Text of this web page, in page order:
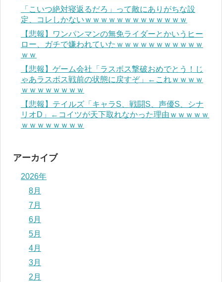
「こいつ絶対寝返るだろ」って敵にありがちな設
定、コレしかないｗｗｗｗｗｗｗｗｗｗｗｗｗ
【悲報】ワンパンマンの無免ライダーとかいうヒー
ロー、ガチで嫌われていたｗｗｗｗｗｗｗｗｗｗｗ
ｗｗ
【悲報】ゲーム会社「ラスボス撃破おめでとう！じ
ゃあラスボス戦前の状態に戻すぞ」←これｗｗｗｗ
ｗｗｗｗｗｗｗｗ
【悲報】テイルズ「キャラS、戦闘S、声優S、シナ
リオD」←コイツが天下取れなかった理由ｗｗｗｗｗ
ｗｗｗｗｗｗｗｗ
アーカイブ
2026年
8月
7月
6月
5月
4月
3月
2月